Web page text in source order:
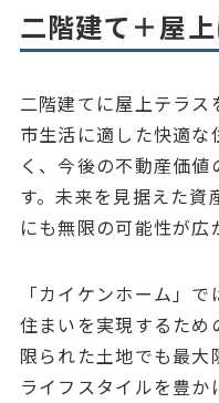
二階建て＋屋
二階建てに屋上テラ
市生活に適した快適
く、今後の不動産価
す。未来を見据えた資
にも無限の可能性が広
「カイケンホーム」
住まいを実現するため
限られた土地でも最
ライフスタイルを豊